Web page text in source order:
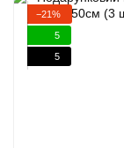
−21%
5
5